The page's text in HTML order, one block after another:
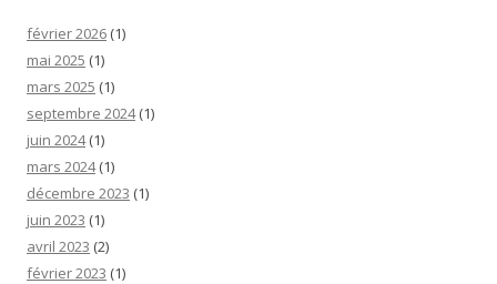
février 2026 (1)
mai 2025 (1)
mars 2025 (1)
septembre 2024(1)
juin 2024(1)
mars 2024(1)
décembre 2023 (1)
juin 2023 (1)
avril 2023 (2)
février 2023 (1)